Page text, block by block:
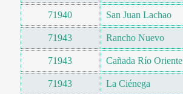
71940 San Juan Lachao
71943 Rancho Nuevo
71943 Cañada Río Oriente
71943 La Ciénega